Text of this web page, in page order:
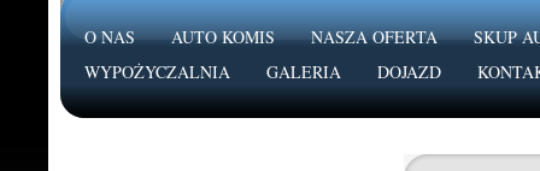
O NAS AUTO KOMIS NASZA OFERTA
SKUP
WYPOŻYCZALNIA
GALERIA DOJAZD